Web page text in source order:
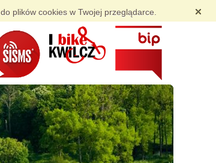
plików cookies w Twojej przeglądarce.